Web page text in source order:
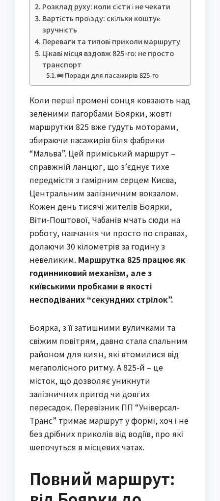
Розклад руху: коли сісти і не чекати
Вартість проїзду: скільки коштує
зручність
Переваги та типові приколи маршруту
Цікаві місця вздовж 825-го: не просто
транспорт
🚌 Поради для пасажирів 825-го
Коли перші промені сонця ковзають над
зеленими пагорбами Боярки, жовті
маршрутки 825 вже гудуть моторами,
збираючи пасажирів біля фабрики
“Мальва”. Цей приміський маршрут –
справжній ланцюг, що з’єднує тихе
передмістя з гамірним серцем Києва,
Центральним залізничним вокзалом.
Кожен день тисячі жителів Боярки,
Віти-Поштової, Чабанів мчать сюди на
роботу, навчання чи просто по справах,
долаючи 30 кілометрів за годину з
невеликим. Маршрутка 825 працює як
годинниковий механізм, але з
київськими пробками в якості
несподіваних “секундних стрілок”.
Боярка, з її затишними вуличками та
свіжим повітрям, давно стала спальним
районом для киян, які втомилися від
мегаполісного ритму. А 825-й – це
місток, що дозволяє уникнути
залізничних пригод чи довгих
пересадок. Перевізник ПП “Універсал-
Транс” тримає маршрут у формі, хоч і не
без дрібних приколів від водіїв, про які
шепочуться в місцевих чатах.
Повний маршрут: